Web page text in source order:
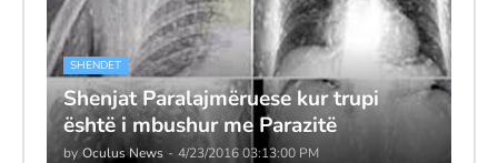
SHENDET
Shenjat Paralajmëruese kur trupi
është i mbushur me Parazitë
by Oculus News - 4/23/2016 03:13:00 PM